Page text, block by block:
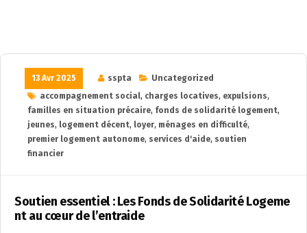
13 Avr 2025 sspta
Uncategorized
accompagnement social, charges locatives, expulsions,
familles en situation précaire, fonds de solidarité logement,
jeunes, logement décent, loyer, ménages en difficulté,
premier logement autonome, services d'aide, soutien
financier
Soutien essentiel : Les Fonds de Solidarité Logeme
nt au cœur de l’entraide